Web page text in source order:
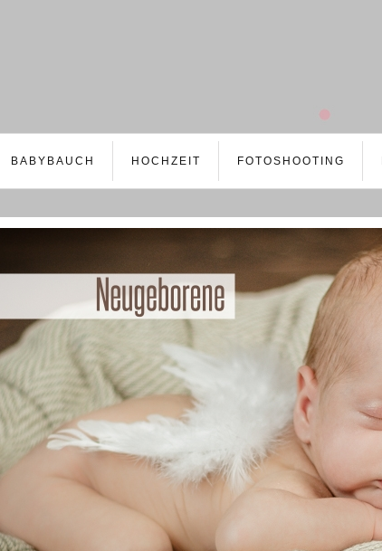
BABYBAUCH HOCHZEIT FOTOSHOOTING